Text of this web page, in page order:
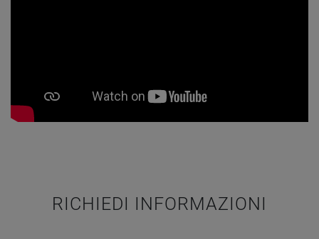
RICHIEDI INFORMAZIONI